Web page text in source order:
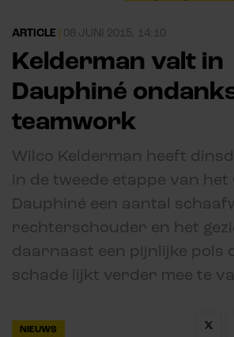
ARTICLE 08 JUNI 2015, 14:10
Kelderman valt in
Dauphiné
teamwork
Wilco Kelderman heeft
in de tweede etappe van
Dauphiné een aantal
rechterschouder en het
daarnaast een pijnlijke pols
schade lijkt verder mee te
NIEUWS